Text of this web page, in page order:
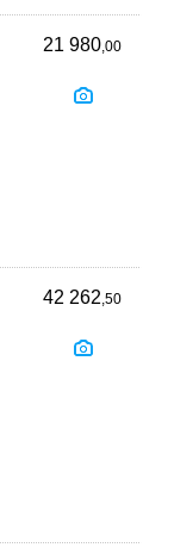
21 980,00
42 262,50